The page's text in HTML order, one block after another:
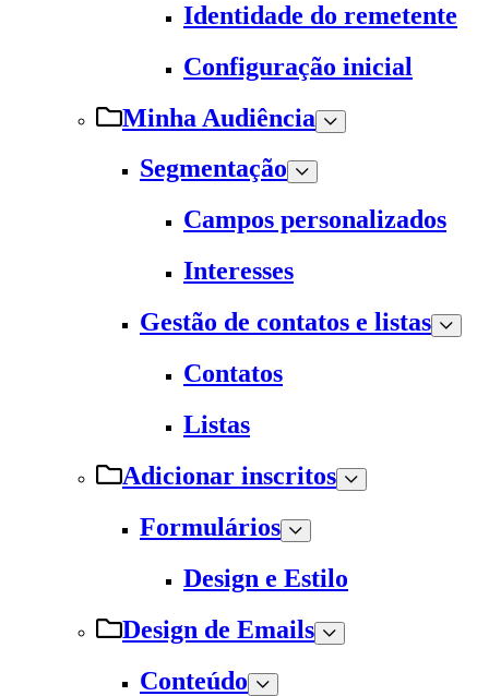
Identidade do remetente
Configuração inicial
Minha Audiência
Segmentação
Campos personalizados
Interesses
Gestão de contatos e listas
Contatos
Listas
Adicionar inscritos
Formulários
Design e Estilo
Design de Emails
Conteúdo